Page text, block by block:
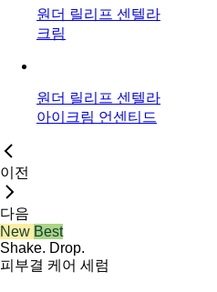
원더 릴리프 센텔라
크림
원더 릴리프 센텔라
아이크림 언센티드
이전
다음
New Best
Shake. Drop.
피부결 케어 세럼